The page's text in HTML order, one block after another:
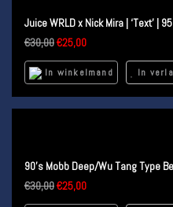
Juice WRLD x Nick Mira | ‘Text’ |
€30,00€25,00
In winkelmand In
90’s Mobb Deep/Wu Tang Type
€30,00€25,00